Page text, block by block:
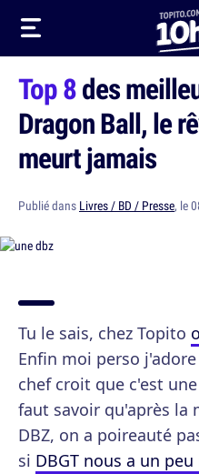
Top 8des
Dragon Ball, le
meurt jamais
Publié dans Livres / BD / Presse, le
Tu le sais, chez Topito
Enfin moi perso
chef croit que c'est
faut savoir qu'après la
DBZ, on a poireauté
si DBGT nous a un peu